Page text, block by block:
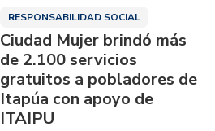
RESPONSABILIDAD SOCIAL
Ciudad Mujer brindó más
de 2.100 servicios
gratuitos a pobladores de
Itapúa con apoyo de
ITAIPU